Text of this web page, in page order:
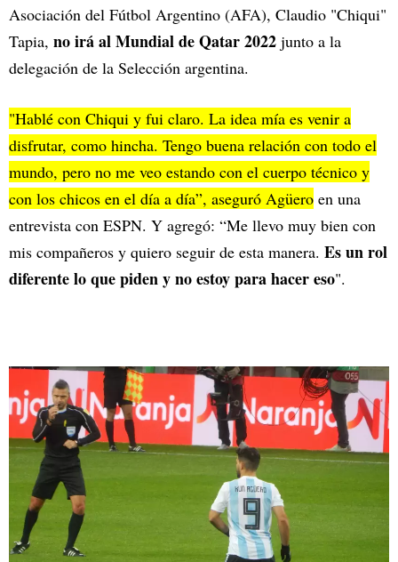
Asociación del Fútbol Argentino (AFA), Claudio "Chiqui"
Tapia, no irá al Mundial de Qatar 2022 junto a la
delegación de la Selección argentina.
"Hablé con Chiqui y fui claro. La idea mía es venir a
disfrutar, como hincha. Tengo buena relación con todo el
mundo, pero no me veo estando con el cuerpo técnico y
con los chicos en el día a día”, aseguró Agüero en una
entrevista con ESPN. Y agregó: “Me llevo muy bien con
mis compañeros y quiero seguir de esta manera. Es un rol
diferente lo que piden y no estoy para hacer eso".